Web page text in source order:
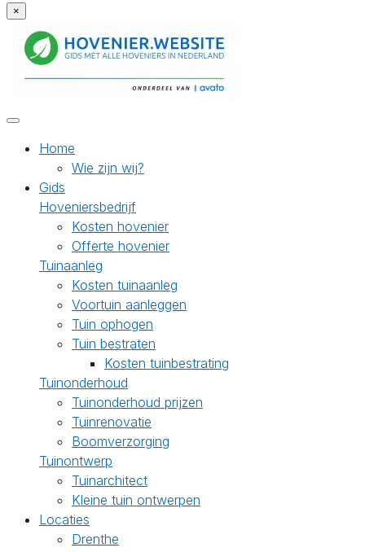
×
Home
Wie zijn wij?
Gids
Hoveniersbedrijf
Kosten hovenier
Offerte hovenier
Tuinaanleg
Kosten tuinaanleg
Voortuin aanleggen
Tuin ophogen
Tuin bestraten
Kosten tuinbestrating
Tuinonderhoud
Tuinonderhoud prijzen
Tuinrenovatie
Boomverzorging
Tuinontwerp
Tuinarchitect
Kleine tuin ontwerpen
Locaties
Drenthe